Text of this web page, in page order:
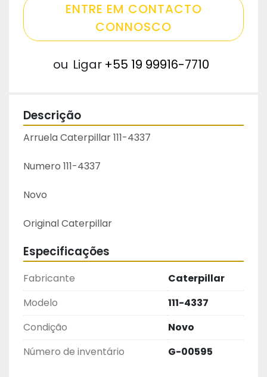
ENTRE EM CONTACTO
CONNOSCO
ou Ligar +55 19 99916-7710
Descrição
Arruela Caterpillar 111-4337
Numero 111-4337
Novo
Original Caterpillar
Especificações
Fabricante
Caterpillar
Modelo
111-4337
Condição
Novo
Número de inventário
G-00595